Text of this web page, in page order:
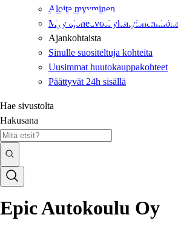
Aloita myyminen
Myy ajoneuvosi
Ajankohtaista
Sinulle suositeltuja kohteita
Uusimmat huutokauppakohteet
Päättyvät 24h sisällä
Hae sivustolta
Hakusana
Epic Autokoulu Oy